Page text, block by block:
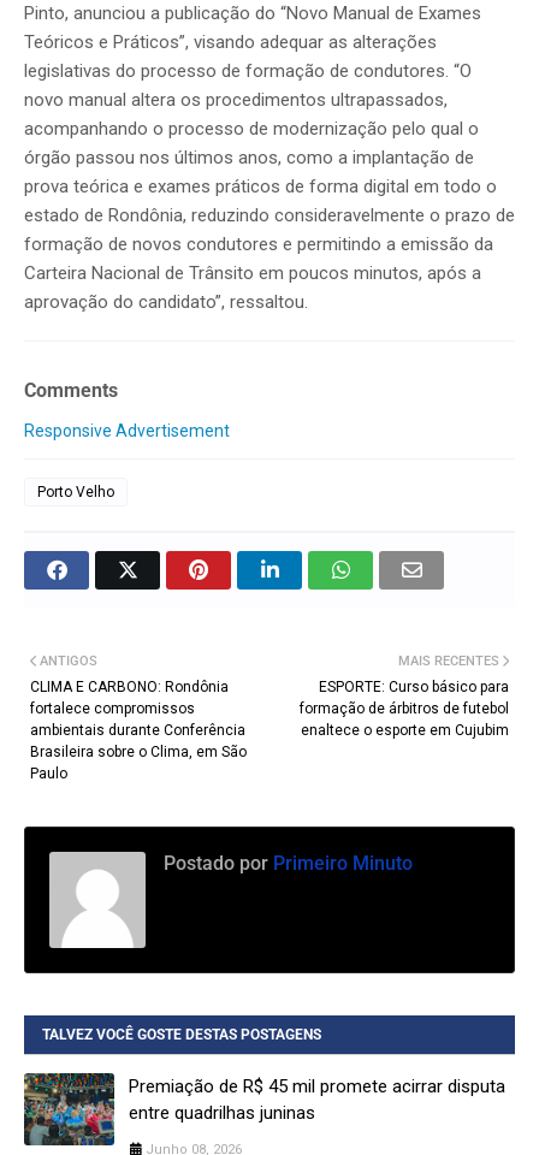
Pinto, anunciou a publicação do “Novo Manual de Exames
Teóricos e Práticos”, visando adequar as alterações
legislativas do processo de formação de condutores. “O
novo manual altera os procedimentos ultrapassados,
acompanhando o processo de modernização pelo qual o
órgão passou nos últimos anos, como a implantação de
prova teórica e exames práticos de forma digital em todo o
estado de Rondônia, reduzindo consideravelmente o prazo de
formação de novos condutores e permitindo a emissão da
Carteira Nacional de Trânsito em poucos minutos, após a
aprovação do candidato”, ressaltou.
Comments
Responsive Advertisement
Porto Velho
MAIS RECENTES
ESPORTE: Curso básico para
formação de árbitros de futebol
enaltece o esporte em Cujubim
ANTIGOS
CLIMA E CARBONO: Rondônia
fortalece compromissos
ambientais durante Conferência
Brasileira sobre o Clima, em São
Paulo
Postado por Primeiro Minuto
TALVEZ VOCÊ GOSTE DESTAS POSTAGENS
Premiação de R$ 45 mil promete acirrar disputa
entre quadrilhas juninas
Junho 08, 2026